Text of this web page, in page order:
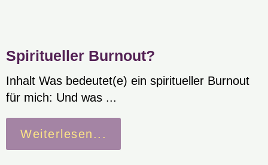
Spiritueller Burnout?
Inhalt Was bedeutet(e) ein spiritueller Burnout
für mich: Und was ...
Weiterlesen...